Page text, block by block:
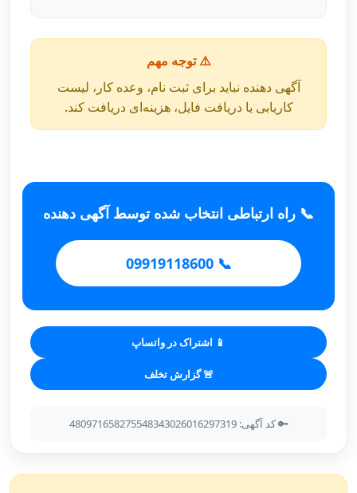
⚠️ توجه مهم
آگهی دهنده نباید برای ثبت نام، وعده کار، لیست
کاریابی یا دریافت فایل، هزینه‌ای دریافت کند.
📞 راه ارتباطی انتخاب شده توسط آگهی دهنده
📞 09919118600
📱 اشتراک در واتساپ
🚨 گزارش تخلف
🔑 کد آگهی: 480971658275548343026016297319